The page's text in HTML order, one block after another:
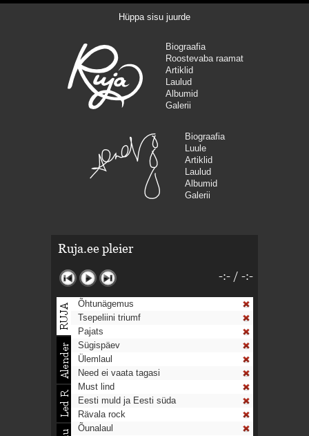
Hüppa sisu juurde
Biograafia
Roostevaba raamat
Artiklid
Laulud
Albumid
Galerii
Biograafia
Luule
Artiklid
Laulud
Albumid
Galerii
Ruja.ee pleier
-:- / -:-
Õhtunägemus
Tsepeliini triumf
Pajats
Sügispäev
Ülemlaul
Need ei vaata tagasi
Must lind
Eesti muld ja Eesti süda
Rävala rock
Õunalaul